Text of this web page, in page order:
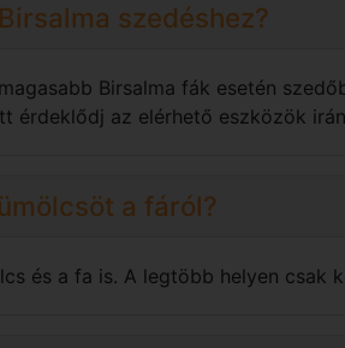
szedéshez?
Birsalma fák esetén
érdeklődj az elérhető eszközök
a fáról?
és a fa is. A legtöbb helyen csak